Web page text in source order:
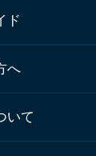
ド
へ
いて